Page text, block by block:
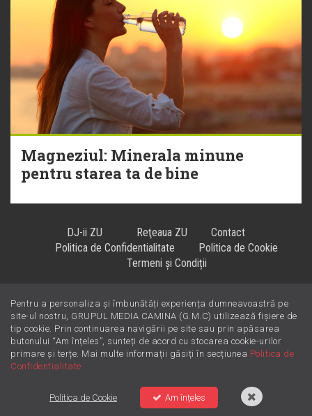
Magneziul: Minerala minune
pentru starea ta de bine
DJ-ii ZU Reţeaua ZU
Contact
Politica de Confidentialitate
Politica de Cookie
Termeni și Condiții
Hiturile se ascultă la !
Pentru a personaliza și îmbunătăți experiența dumneavoastră pe
site-ul nostru, GRUPUL MEDIA CAMINA (G.M.C) utilizează fișiere de
tip cookie. Prin continuarea navigării pe site sau prin apăsarea
butonului “Am înțeles”, sunteți de acord cu stocarea cookie-urilor
primare și terțe. Mai multe informații găsiți în secțiunea Politica de
Confidentialitate
Politica de Cookie Am înțeles